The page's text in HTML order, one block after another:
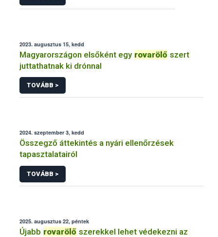
2023. augusztus 15, kedd
Magyarországon elsőként egy rovarölő szert
juttathatnak ki drónnal
TOVÁBB >
2024. szeptember 3, kedd
Összegző áttekintés a nyári ellenőrzések
tapasztalatairól
TOVÁBB >
2025. augusztus 22, péntek
Újabb rovarölő szerekkel lehet védekezni az